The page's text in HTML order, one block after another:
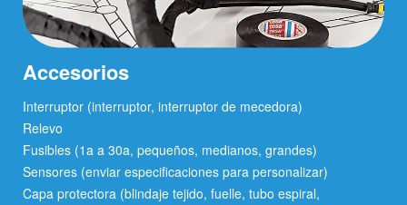
Accesorios
Interruptor (interruptor, interruptor de mecedora)
Relevo
Fusibles (1a a 30a, pequeños, medianos, grandes)
Sensores (enviar especificaciones para personalizar)
Capa protectora (blindaje tejido, fuelle, tubo espiral,